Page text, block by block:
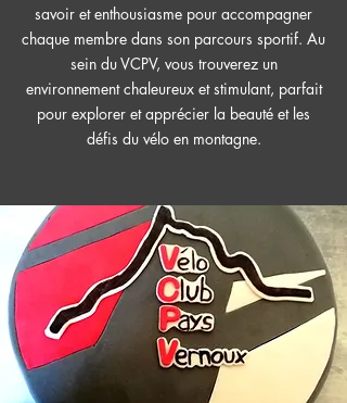
savoir et enthousiasme pour accompagner
chaque membre dans son parcours sportif. Au
sein du VCPV, vous trouverez un
environnement chaleureux et stimulant, parfait
pour explorer et apprécier la beauté et les
défis du vélo en montagne.